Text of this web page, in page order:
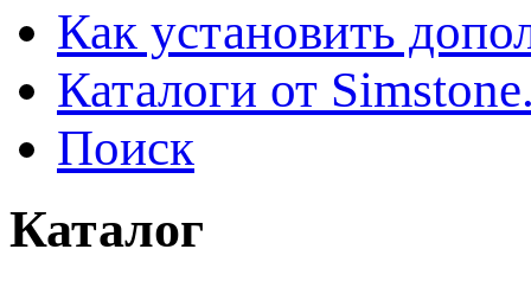
Как установить
Каталоги от
Поиск
Каталог